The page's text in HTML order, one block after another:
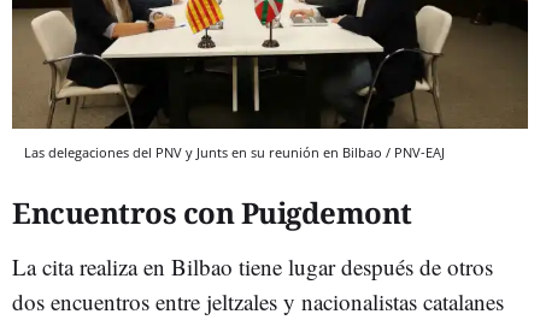
Las delegaciones del PNV y Junts en su reunión en Bilbao / PNV-EAJ
Encuentros con Puigdemont
La cita realiza en Bilbao tiene lugar después de otros
dos encuentros entre jeltzales y nacionalistas catalanes